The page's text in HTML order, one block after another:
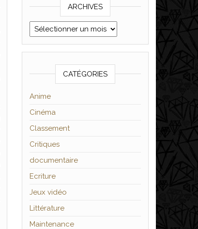
ARCHIVES
Archives
CATÉGORIES
Anime
Cinéma
Classement
Critiques
documentaire
Ecriture
Jeux vidéo
Littérature
Maintenance